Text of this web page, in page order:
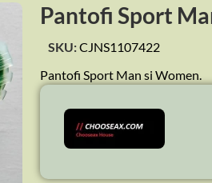
Pantofi Sport
SKU:CJNS1107422
Pantofi Sport Man si Women.